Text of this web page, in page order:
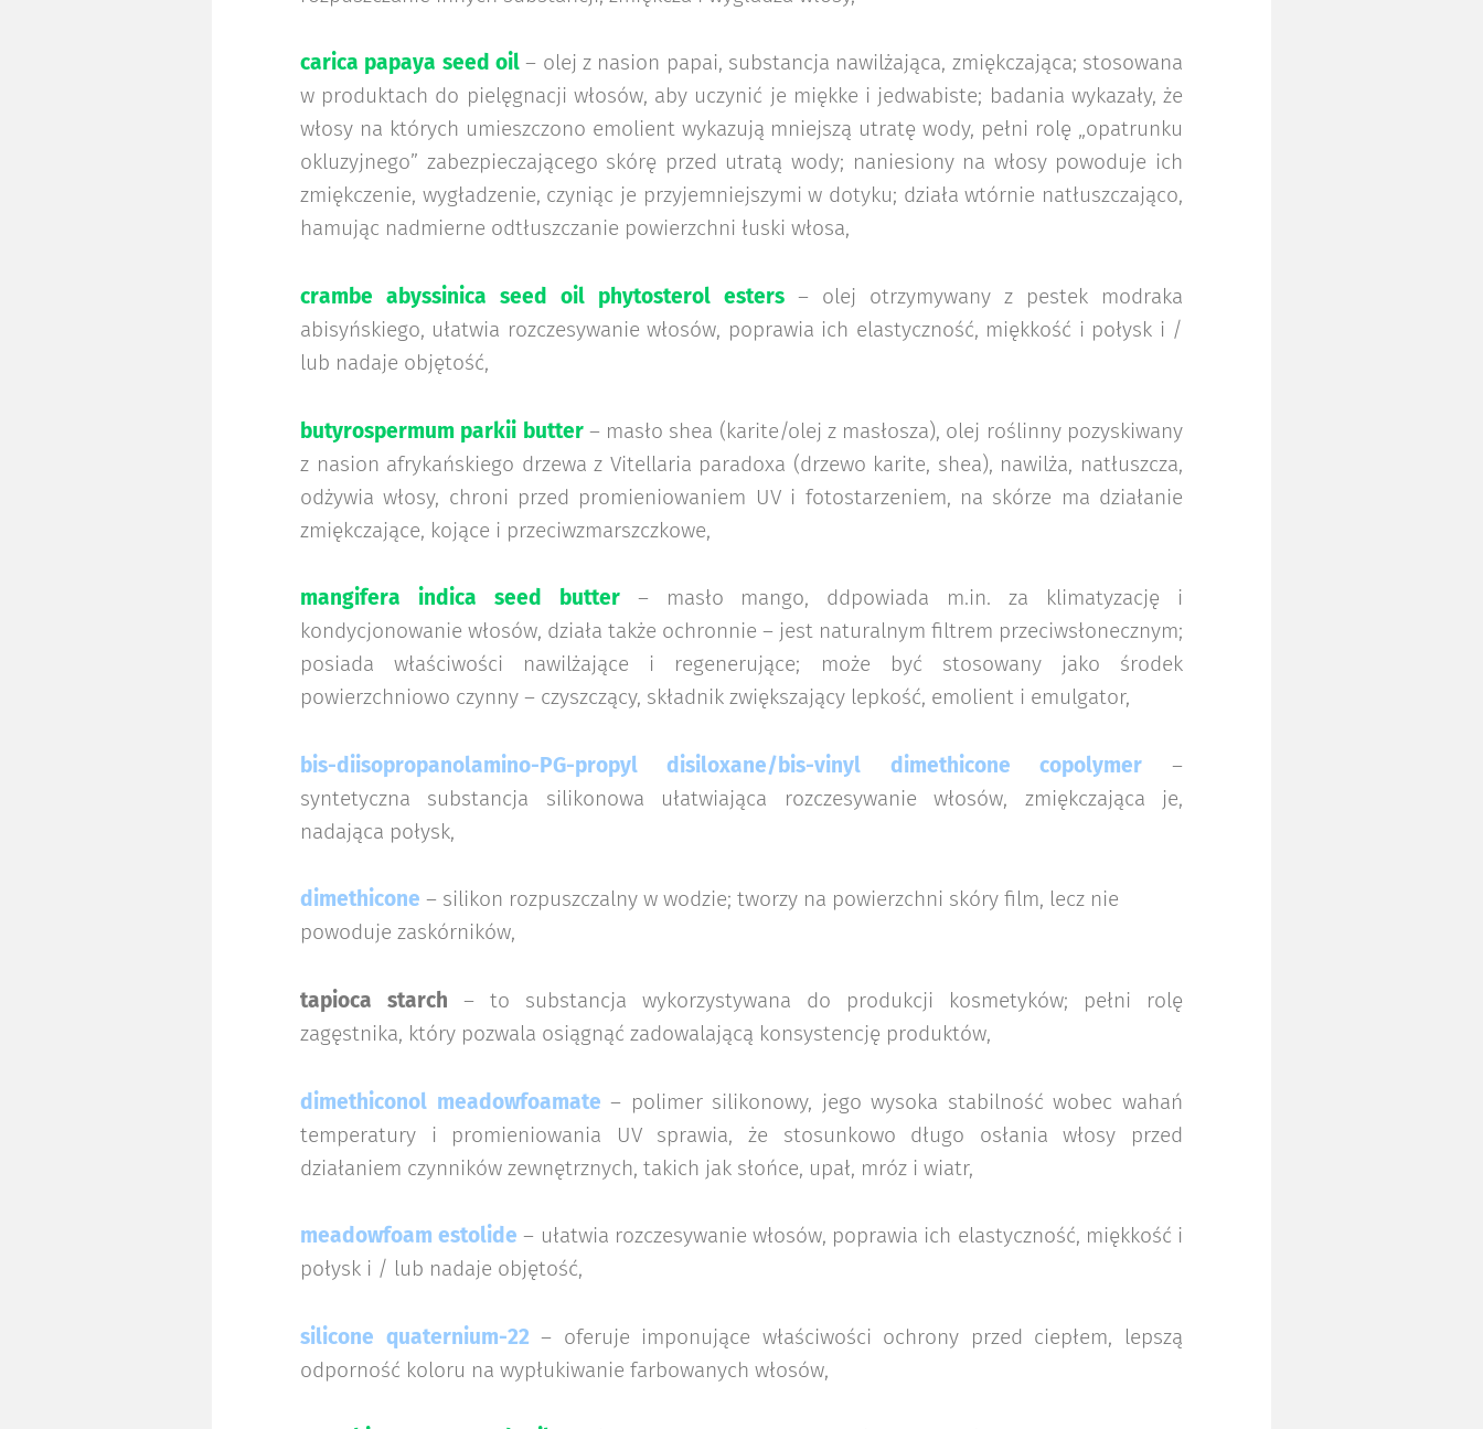
carica papaya seed oil – olej z nasion papai, substancja nawilżająca, zmiękczająca; stosowana
w pro­duktach do pielęgnacji włosów, aby uczynić je miękke i jedwabiste; badania wykazały, że
włosy na których umieszczono emolient wykazują mniejszą utratę wody, pełni rolę „opatrunku
okluzyjnego” zabezpieczającego skórę przed utratą wody; naniesiony na włosy powoduje ich
zmiękczenie, wygładzenie, czyniąc je przyjemniejszymi w dotyku; działa wtórnie natłuszczająco,
hamując nadmierne odtłuszczanie powierzchni łuski włosa,
crambe abyssinica seed oil phytosterol esters – olej otrzymywany z pestek modraka
abisyńskiego, ułatwia rozczesywanie włosów, poprawia ich elastyczność, miękkość i połysk i /
lub nadaje objętość,
butyrospermum parkii butter– masło shea (karite/olej z masłosza), olej roślinny pozyskiwany
z nasion afrykańskiego drzewa z Vitellaria paradoxa (drzewo karite, shea), nawilża, natłuszcza,
odżywia włosy, chroni przed promieniowaniem UV i fotostarzeniem, na skórze ma działanie
zmiękczające, kojące i przeciwzmarszczkowe,
mangifera indica seed butter– masło mango, ddpowiada m.in. za klimatyzację i
kondycjonowanie włosów, działa także ochronnie – jest naturalnym filtrem przeciwsłonecznym;
posiada właściwości nawilżające i regenerujące; może być stosowany jako środek
powierzchniowo czynny – czyszczący, składnik zwiększający lepkość, emolient i emulgator,
bis-diisopropanolamino-PG-propyl disiloxane/bis-vinyl dimethicone copolymer
–
syntetyczna substancja silikonowa ułatwiająca rozczesywanie włosów, zmiękczająca je,
nadająca połysk,
dimethicone – silikon rozpuszczalny w wodzie; tworzy na powierzchni skóry film, lecz nie
powoduje zaskórników,
tapioca starch – to substancja wykorzystywana do produkcji kosmetyków; pełni rolę
zagęstnika, który pozwala osiągnąć zadowalającą konsystencję produktów,
dimethiconol meadowfoamate – polimer silikonowy, jego wysoka stabilność wobec wahań
temperatury i promieniowania UV sprawia, że stosunkowo długo osłania włosy przed
działaniem czynników zewnętrznych, takich jak słońce, upał, mróz i wiatr,
meadowfoam estolide – ułatwia rozczesywanie włosów, poprawia ich elastyczność, miękkość i
połysk i / lub nadaje objętość,
silicone quaternium-22 – oferuje imponujące właściwości ochrony przed ciepłem, lepszą
odporność koloru na wypłukiwanie farbowanych włosów,